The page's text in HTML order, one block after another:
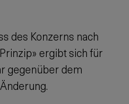
des Konzerns nach
ergibt sich für
gegenüber dem